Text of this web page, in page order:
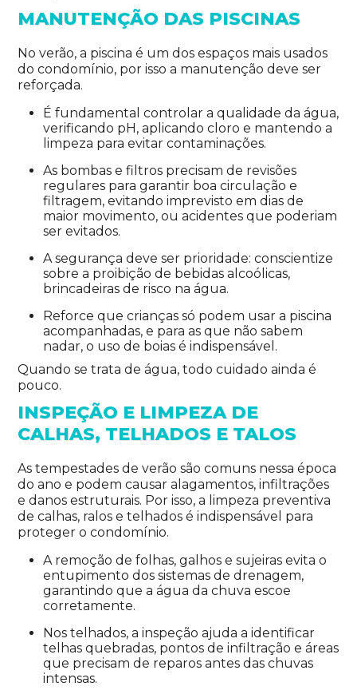
MANUTENÇÃO DAS PISCINAS
No verão, a piscina é um dos espaços mais usados
do condomínio, por isso a manutenção deve ser
reforçada.
É fundamental controlar a qualidade da água,
verificando pH, aplicando cloro e mantendo a
limpeza para evitar contaminações.
As bombas e filtros precisam de revisões
regulares para garantir boa circulação e
filtragem, evitando imprevisto em dias de
maior movimento, ou acidentes que poderiam
ser evitados.
A segurança deve ser prioridade: conscientize
sobre a proibição de bebidas alcoólicas,
brincadeiras de risco na água.
Reforce que crianças só podem usar a piscina
acompanhadas, e para as que não sabem
nadar, o uso de boias é indispensável.
Quando se trata de água, todo cuidado ainda é
pouco.
INSPEÇÃO E LIMPEZA DE
CALHAS, TELHADOS E TALOS
As tempestades de verão são comuns nessa época
do ano e podem causar alagamentos, infiltrações
e danos estruturais. Por isso, a limpeza preventiva
de calhas, ralos e telhados é indispensável para
proteger o condomínio.
A remoção de folhas, galhos e sujeiras evita o
entupimento dos sistemas de drenagem,
garantindo que a água da chuva escoe
corretamente.
Nos telhados, a inspeção ajuda a identificar
telhas quebradas, pontos de infiltração e áreas
que precisam de reparos antes das chuvas
intensas.